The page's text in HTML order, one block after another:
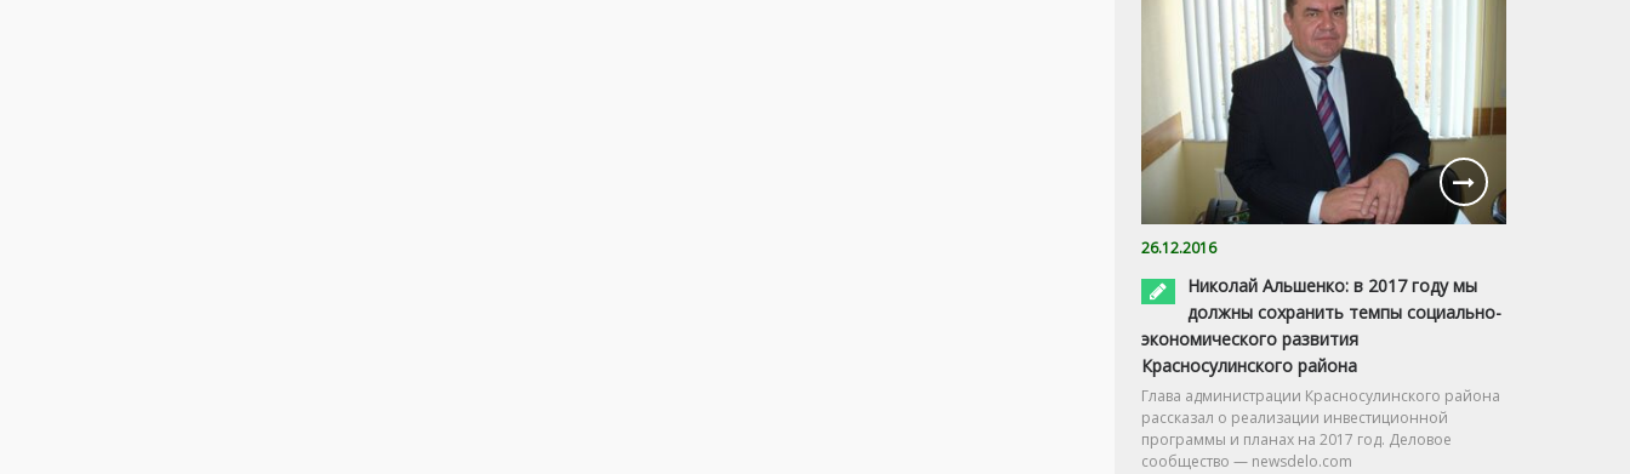
26.12.2016
Николай Альшенко: в 2017 году мы
должны сохранить темпы социально-
экономического развития
Красносулинского района
Глава администрации Красносулинского района
рассказал о реализации инвестиционной
программы и планах на 2017 год. Деловое
сообщество — newsdelo.com